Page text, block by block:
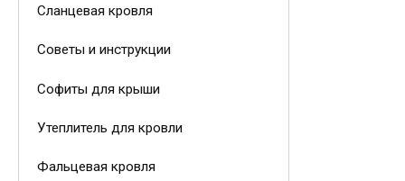
Сланцевая кровля
Советы и инструкции
Софиты для крыши
Утеплитель для кровли
Фальцевая кровля